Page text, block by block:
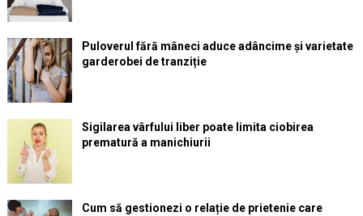
Puloverul fără mâneci aduce adâncime și varietate
garderobei de tranziție
Sigilarea vârfului liber poate limita ciobirea
prematură a manichiurii
Cum să gestionezi o relație de prietenie care